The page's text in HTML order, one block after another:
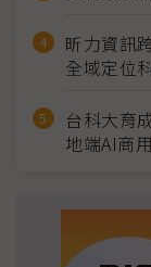
昕力資訊
全域定位
台科大育
地端AI商用